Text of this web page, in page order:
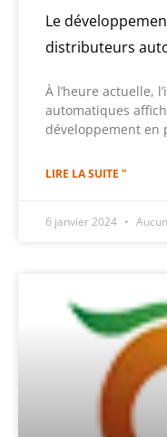
Le
distributeurs
À l’heure actuelle,
automatiques
développement en
LIRE LA SUITE "
6 janvier 2024